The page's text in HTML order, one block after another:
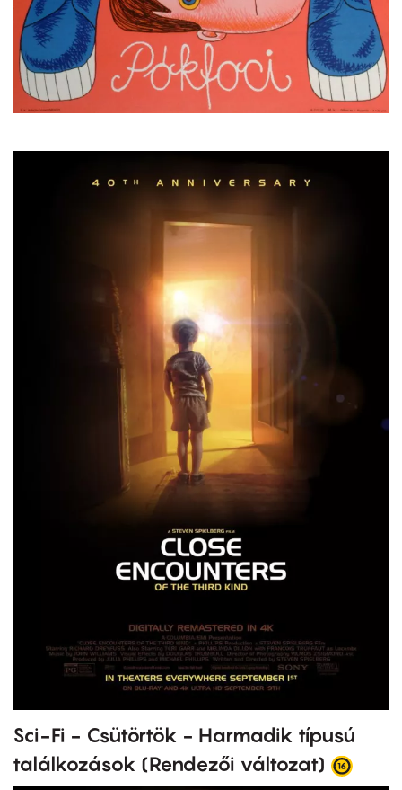
Sci-Fi - Csütörtök - Harmadik típusú
találkozások (Rendezői változat)